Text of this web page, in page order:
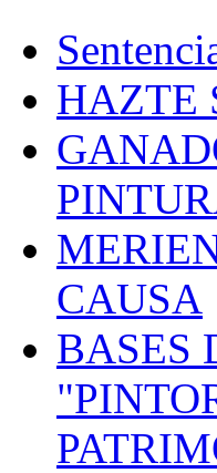
HAZTE
CAUSA
BASES